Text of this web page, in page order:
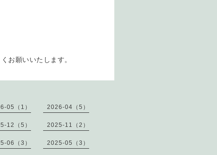
お願いいたします。
05（1） 2026-04（5）
12（5） 2025-11（2）
06（3） 2025-05（3）